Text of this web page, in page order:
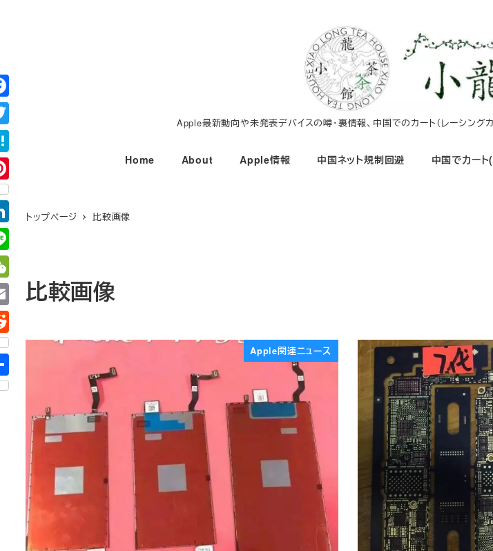
コ
ン
テ
ン
ツ
へ
移
動
Apple最新動向や未発表デバイスの噂・裏情報、中国でのカート（レーシン
Home About Apple情報 中国ネット規制回避 中国でカート
トップページ 比較画像
比較画像
Apple関連ニュース